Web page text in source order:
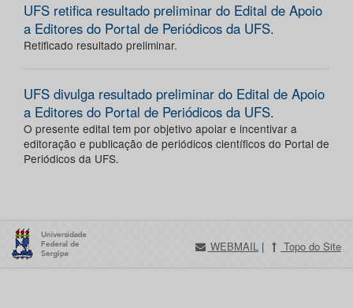
UFS retifica resultado preliminar do Edital de Apoio
a Editores do Portal de Periódicos da UFS.
Retificado resultado preliminar.
UFS divulga resultado preliminar do Edital de Apoio
a Editores do Portal de Periódicos da UFS.
O presente edital tem por objetivo apoiar e incentivar a
editoração e publicação de periódicos científicos do Portal de
Periódicos da UFS.
WEBMAIL | Topo do Site